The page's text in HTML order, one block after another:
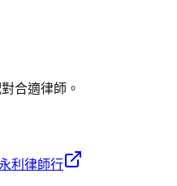
合適律師。
利律師行